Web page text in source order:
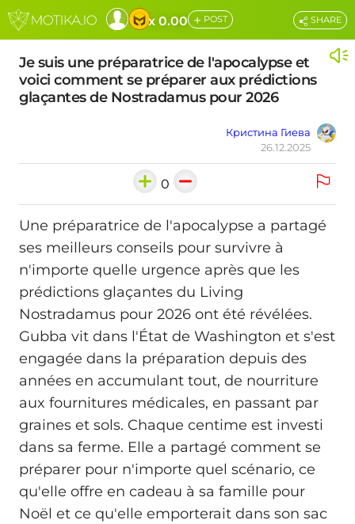
x 0.00 + POST
Je suis une préparatrice de l'apocalypse et
voici comment se préparer aux prédictions
glaçantes de Nostradamus pour 2026
Кристина Гиева
26.12.2025
SHARE
0
Une préparatrice de l'apocalypse a partagé
ses meilleurs conseils pour survivre à
n'importe quelle urgence après que les
prédictions glaçantes du Living
Nostradamus pour 2026 ont été révélées.
Gubba vit dans l'État de Washington et s'est
engagée dans la préparation depuis des
années en accumulant tout, de nourriture
aux fournitures médicales, en passant par
graines et sols. Chaque centime est investi
dans sa ferme. Elle a partagé comment se
préparer pour n'importe quel scénario, ce
qu'elle offre en cadeau à sa famille pour
Noël et ce qu'elle emporterait dans son sac